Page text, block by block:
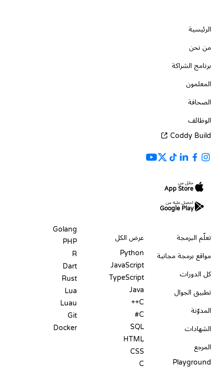
الرئيسية
من نحن
برنامج الشراكة
المعلمون
الصحافة
الوظائف
Coddy Build
حمّل من
App Store
احصل عليه من
Google Play
تعلّم البرمجة
مواقع برمجة مجانية
كل الدورات
تطبيق الجوال
المدوّنة
الشهادات
المرجع
Playground
عرض الكل
Python
JavaScript
TypeScript
Java
C++
C#
SQL
HTML
CSS
C
Golang
PHP
R
Dart
Rust
Lua
Luau
Git
Docker